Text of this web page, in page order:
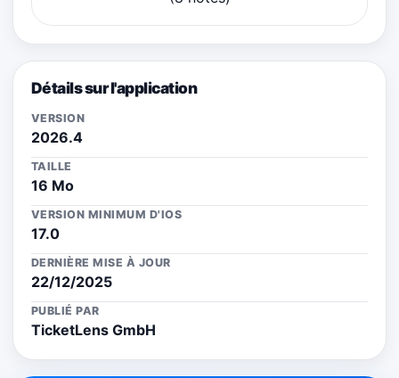
Détails sur l'application
VERSION
2026.4
TAILLE
16 Mo
VERSION MINIMUM D'IOS
17.0
DERNIÈRE MISE À JOUR
22/12/2025
PUBLIÉ PAR
TicketLens GmbH